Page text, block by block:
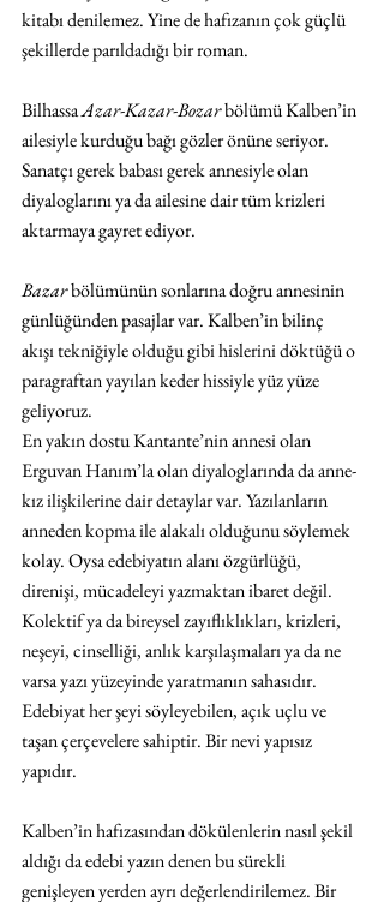
kitabı denilemez. Yine de hafızanın çok güçlü
şekillerde parıldadığı bir roman.
Bilhassa Azar-Kazar-Bozar bölümü Kalben’in
ailesiyle kurduğu bağı gözler önüne seriyor.
Sanatçı gerek babası gerek annesiyle olan
diyaloglarını ya da ailesine dair tüm krizleri
aktarmaya gayret ediyor.
Bazar bölümünün sonlarına doğru annesinin
günlüğünden pasajlar var. Kalben’in bilinç
akışı tekniğiyle olduğu gibi hislerini döktüğü o
paragraftan yayılan keder hissiyle yüz yüze
geliyoruz.
En yakın dostu Kantante’nin annesi olan
Erguvan Hanım’la olan diyaloglarında da anne-
kız ilişkilerine dair detaylar var. Yazılanların
anneden kopma ile alakalı olduğunu söylemek
kolay. Oysa edebiyatın alanı özgürlüğü,
direnişi, mücadeleyi yazmaktan ibaret değil.
Kolektif ya da bireysel zayıflıklıkları, krizleri,
neşeyi, cinselliği, anlık karşılaşmaları ya da ne
varsa yazı yüzeyinde yaratmanın sahasıdır.
Edebiyat her şeyi söyleyebilen, açık uçlu ve
taşan çerçevelere sahiptir. Bir nevi yapısız
yapıdır.
Kalben’in hafızasından dökülenlerin nasıl şekil
aldığı da edebi yazın denen bu sürekli
genişleyen yerden ayrı değerlendirilemez. Bir